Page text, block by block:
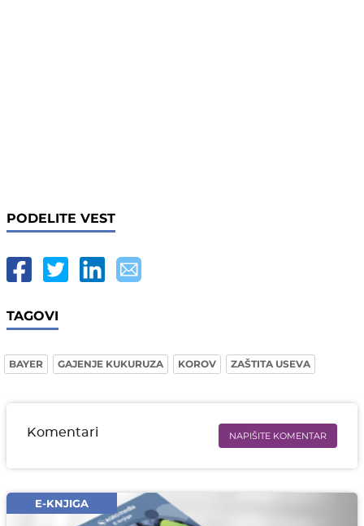
PODELITE VEST
TAGOVI
BAYER GAJENJE KUKURUZA KOROV ZAŠTITA USEVA
Komentari NAPIŠITE KOMENTAR
Email* obavezno
E-KNJIGA